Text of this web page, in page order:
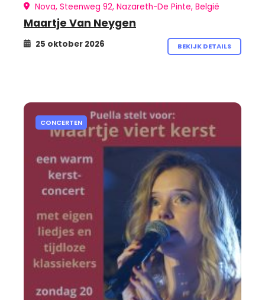
Nova, Steenweg 92, Nazareth-De Pinte, België
Maartje Van Neygen
25 oktober 2026 BEKIJK DETAILS
CONCERTEN